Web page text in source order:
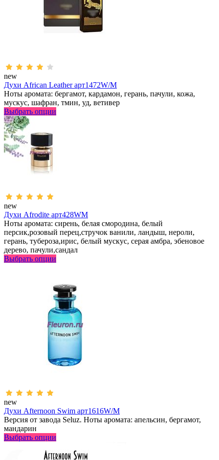
new
Духи African Leather арт1472W/M
Ноты аромата: бергамот, кардамон, герань, пачули, кожа,
мускус, шафран, тмин, уд, ветивер
Выбрать опции
new
Духи Afrodite арт428WM
Ноты аромата: сирень, белая смородина, белый
персик,розовый перец,стручок ванили, ландыш, нероли,
герань, тубероза,ирис, белый мускус, серая амбра, эбеновое
дерево, пачули,сандал
Выбрать опции
new
Духи Afternoon Swim арт1616W/M
Версия от завода Seluz. Ноты аромата: апельсин, бергамот,
мандарин
Выбрать опции